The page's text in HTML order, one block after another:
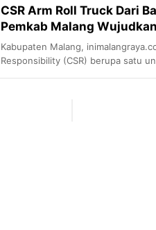
CSR Arm Roll Truck Dari
Pemkab Malang
Sampah
Kabupaten Malang,
Responsibility (CSR) berupa satu